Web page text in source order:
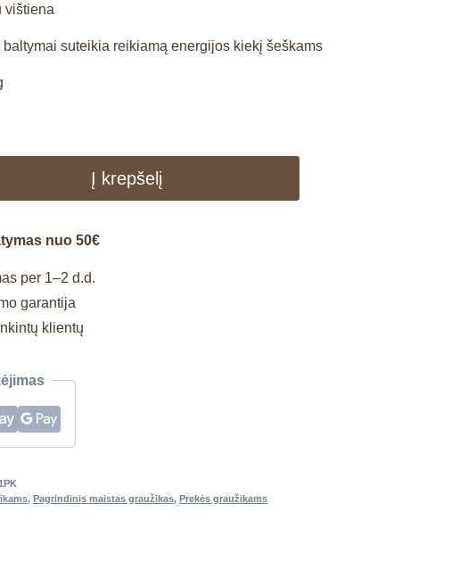
vištiena
suteikia reikiamą energijos kiekį šeškams
Į krepšelį
nuo 50€
per 1–2 d.d.
garantija
klientų
, Pagrindinis maistas graužikas, Prekės graužikams